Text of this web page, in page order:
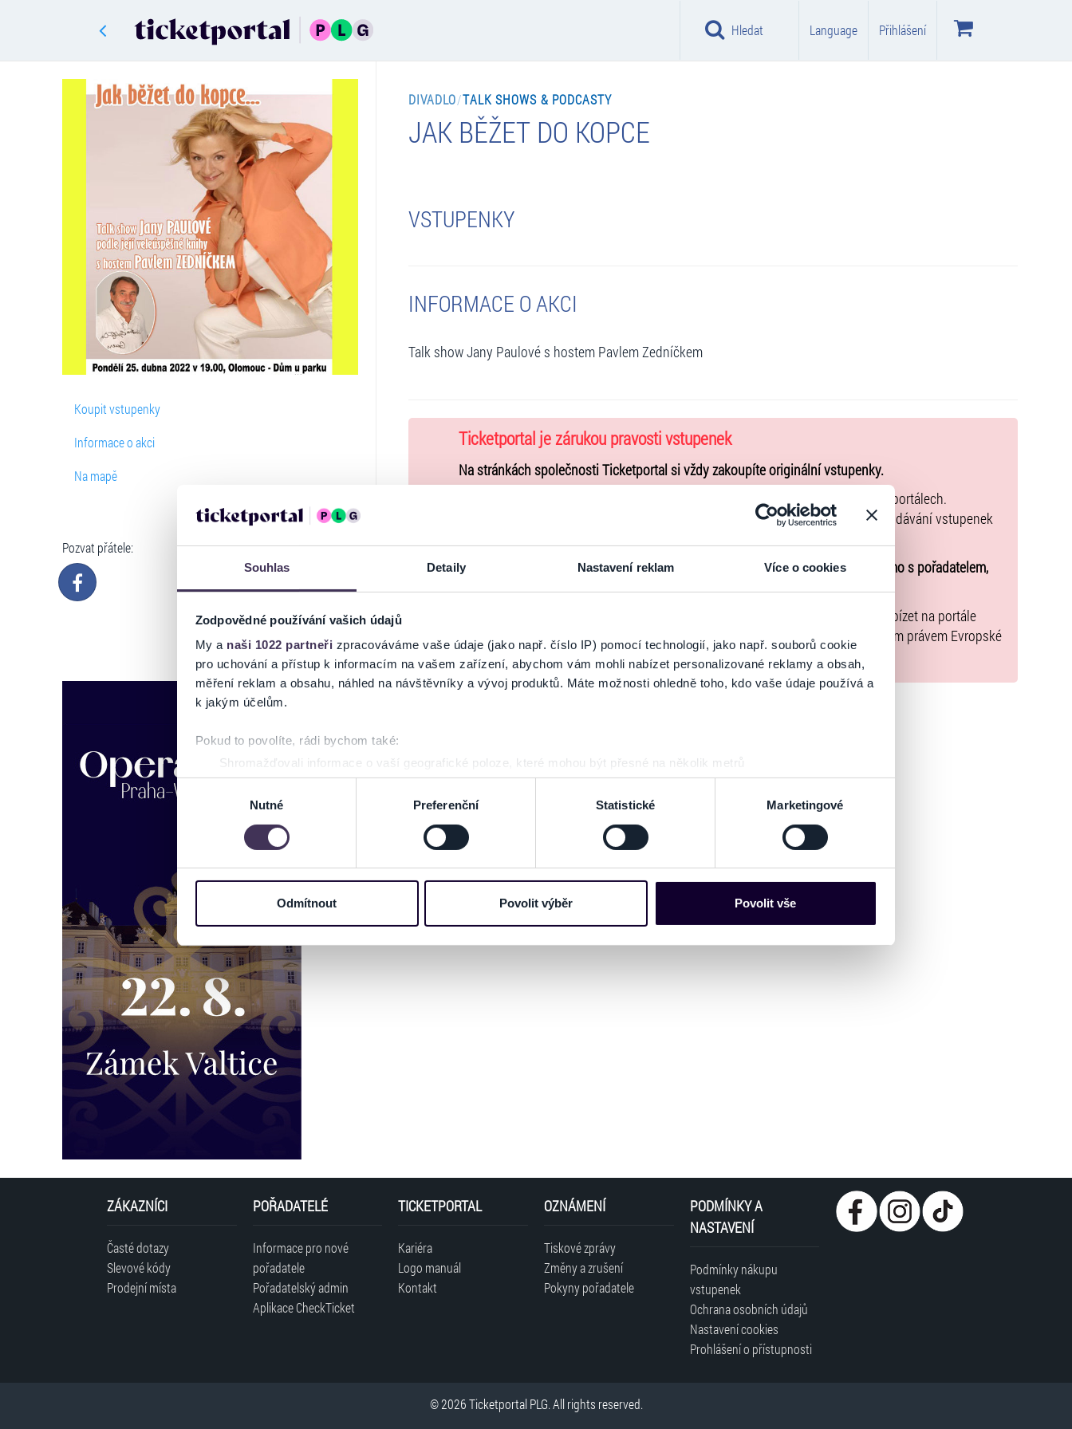
Souhlas Detaily Nastavení reklam Více o cookies
Zodpovědné používání vašich údajů
My a naši 1022 partneři zpracováváme vaše údaje (jako např. číslo IP) pomocí technologií, jako např. souborů cookie
pro uchování a přístup k informacím na vašem zařízení, abychom vám mohli nabízet personalizované reklamy a obsah,
měření reklam a obsahu, náhled na návštěvníky a vývoj produktů. Máte možnosti ohledně toho, kdo vaše údaje používá a
k jakým účelům.
Pokud to povolíte, rádi bychom také:
Shromažďovali informace o vaší geografické poloze, které mohou být přesné na několik metrů
Identifikovali vaše zařízení pomocí aktivního skenování pro konkrétní charakteristiky (otisk prstu)
Zjistěte více o tom, jak zpracováváme vaše osobní údaje, a nastavte si předvolby v
části s podrobnostmi. Svůj souhlas
můžete kdykoliv změnit nebo odvolat v části Prohlášení o souborech cookie.
informace o vašem zařízení nebo vaší aktivitě na našich webových stránkách. Tyto informace mohou představovat
osobní údaje. Získané informace používáme např. k analýze návštěvnosti webu nebo k personalizaci obsahu a reklam.
Jaké typy cookies používáme, naleznete níže. Možnosti zpracování upravíte zaškrtnutím příslušné varianty. Svoji volbu
můžete kdykoliv změnit v zápatí stránky v záložce „Cookies a jejich nastavení“.
Výběr
Nutné Preferenční Statistické Marketingové
Odmítnout Povolit výběr Povolit vše
Hledat Language Přihlášení
Koupit vstupenky
Informace o akci
Na mapě
Pozvat přátele:
DIVADLO/TALK SHOWS & PODCASTY
JAK BĚŽET DO KOPCE
VSTUPENKY
INFORMACE O AKCI
Talk show Jany Paulové s hostem Pavlem Zedníčkem
Ticketportal je zárukou pravosti vstupenek
Na stránkách společnosti Ticketportal si vždy zakoupíte originální vstupenky.
Ticketportal nemůže zaručit pravost vstupenek zakoupených na přeprodejních portálech.
Ticketportal s těmito společnostmi nemá nic společného a tento způsob přeprodávání vstupenek
Portál Ticketportal.cz je online tržištěm.
Smlouvu o účasti na akci uzavíráte přímo s pořadatelem,
jehož údaje jsou uvedeny přímo v košíku.
Pořadatel se ve smyslu čl. 30 odst. 1 písm. e) nařízení EU 2022/2065 zavázal nabízet na portále
www.ticketportal.cz pouze výrobky nebo služby, jež jsou v souladu s použitelným právem Evropské
unie.
ZÁKAZNÍCI
Časté dotazy
Slevové kódy
Prodejní místa
POŘADATELÉ
Informace pro nové
pořadatele
Pořadatelský admin
Aplikace CheckTicket
TICKETPORTAL
Kariéra
Logo manuál
Kontakt
OZNÁMENÍ
Tiskové zprávy
Změny a zrušení
Pokyny pořadatele
PODMÍNKY A
NASTAVENÍ
Podmínky nákupu
vstupenek
Ochrana osobních údajů
Nastavení cookies
Prohlášení o přístupnosti
© 2026 Ticketportal PLG. All rights reserved.